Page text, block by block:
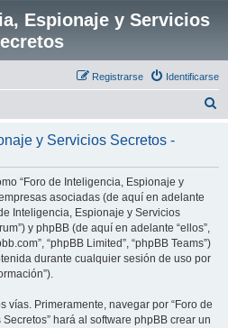
Espionaje y Servicios
Identificarse
Registrarse
c
y Servicios Secretos -
“Foro de Inteligencia, Espionaje y
asociadas (de aquí en adelante
de Inteligencia, Espionaje y Servicios
y phpBB (de aquí en adelante “ellos”,
“phpBB Limited”, “phpBB Teams”)
durante cualquier sesión de uso por
vías. Primeramente, navegar por “Foro de
hará al software phpBB crear un